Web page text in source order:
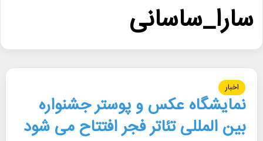
سارا_ساسانی
اخبار
نمایشگاه عکس و پوستر جشنواره
بین المللی تئاتر فجر افتتاح می شود